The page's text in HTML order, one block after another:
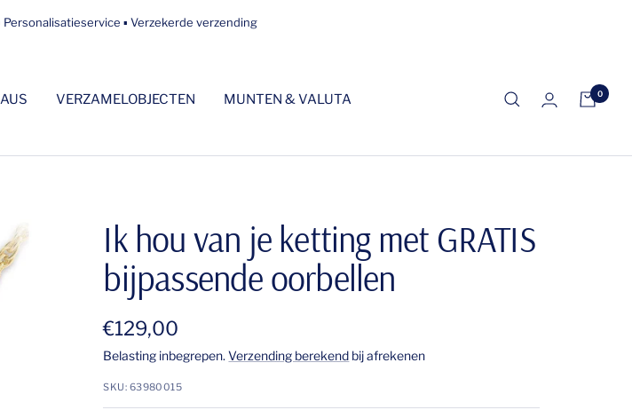
▪ Verzekerde verzending
VERZAMELOBJECTEN MUNTEN & VALUTA 0
Ik hou van je ketting met GRATIS
bijpassende oorbellen
Verkoopprijs
€129,00
Belasting inbegrepen.Verzending berekend bij afrekenen
SKU: 63980015